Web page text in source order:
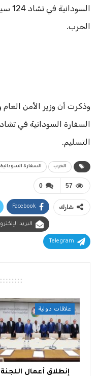
الحرب.
وذكرت أن وزير الأمن
السفارة السودانية في
التسليم.
الحرب السفارة السودانية
0 57
شارك Facebook
البريد
Telegram
علاقات دولية
إنطلاق أعمال اللجنة